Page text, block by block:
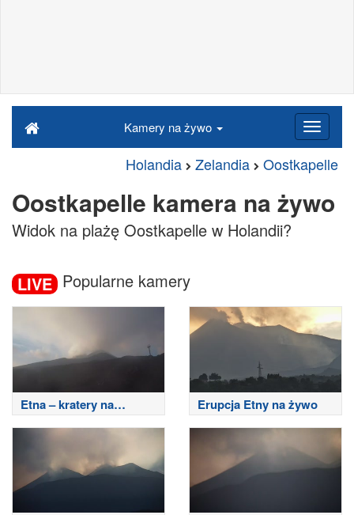
Kamery na żywo
Holandia Zelandia Oostkapelle
Oostkapelle kamera na żywo
Widok na plażę Oostkapelle w Holandii?
LIVE Popularne kamery
Etna – kratery na
szczycie
Erupcja Etny na żywo